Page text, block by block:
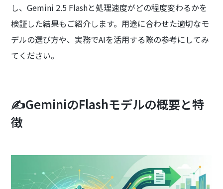
し、Gemini 2.5 Flashと処理速度がどの程度変わるかを
検証した結果もご紹介します。用途に合わせた適切なモ
デルの選び方や、実務でAIを活用する際の参考にしてみ
てください。
✍️GeminiのFlashモデルの概要と特
徴